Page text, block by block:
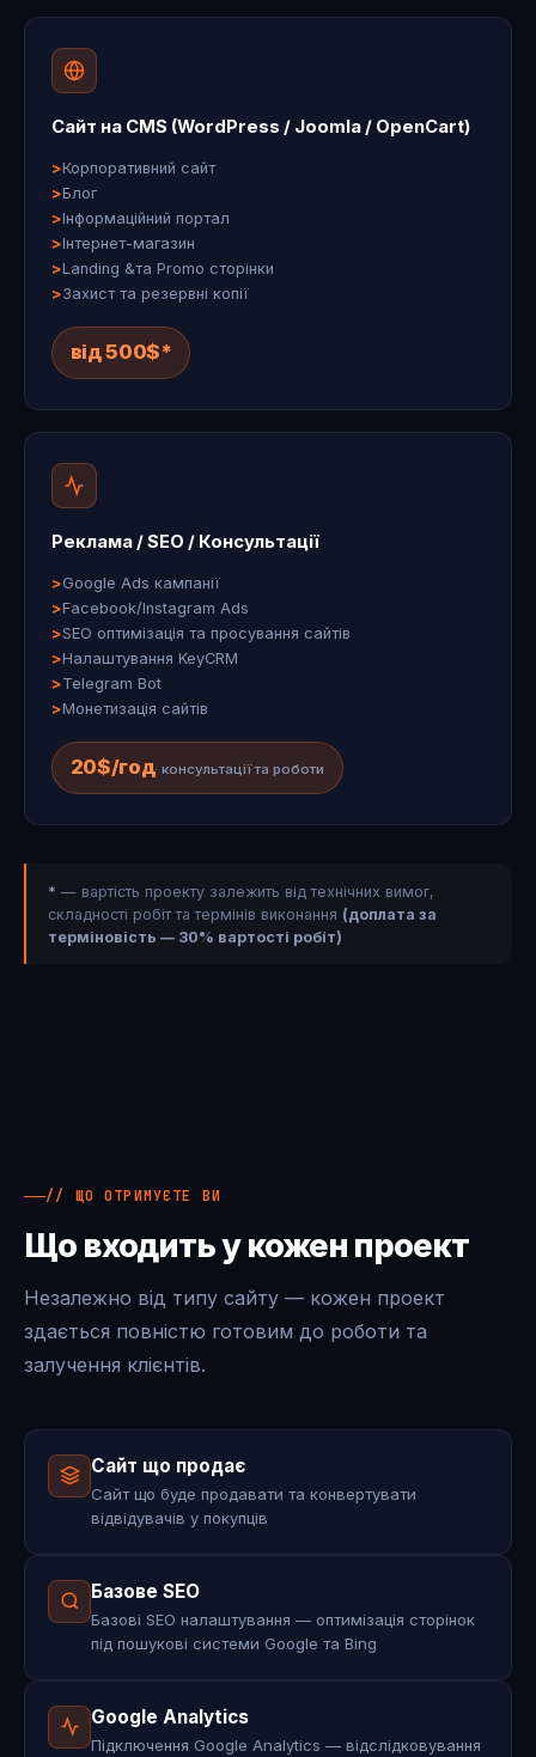
Сайт на CMS (WordPress / Joomla / OpenCart)
Корпоративний сайт
Блог
Інформаційний портал
Інтернет-магазин
Landing &та Promo сторінки
Захист та резервні копії
від 500$*
Реклама / SEO / Консультації
Google Ads кампанії
Facebook/Instagram Ads
SEO оптимізація та просування сайтів
Налаштування KeyCRM
Telegram Bot
Монетизація сайтів
20$/год· консультації та роботи
* — вартість проекту залежить від технічних вимог,
складності робіт та термінів виконання (доплата за
терміновість — 30% вартості робіт)
// ЩО ОТРИМУЄТЕ ВИ
Що входить у кожен проект
Незалежно від типу сайту — кожен проект
здається повністю готовим до роботи та
залучення клієнтів.
Сайт що продає
Сайт що буде продавати та конвертувати
відвідувачів у покупців
Базове SEO
Базові SEO налаштування — оптимізація сторінок
під пошукові системи Google та Bing
Google Analytics
Підключення Google Analytics — відслідковування